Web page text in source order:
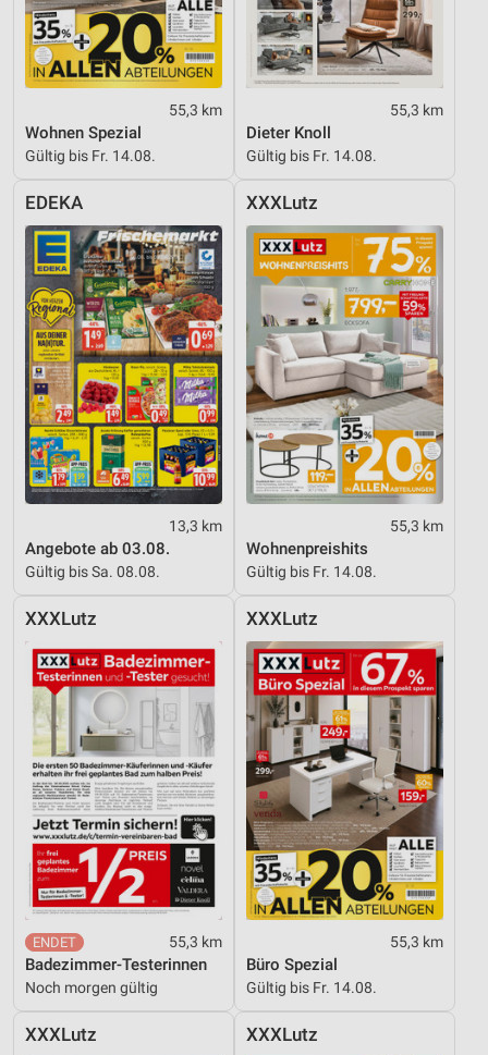
55,3 km
Wohnen Spezial
Gültig bis Fr. 14.08.
55,3 km
Dieter Knoll
Gültig bis Fr. 14.08.
EDEKA
13,3 km
Angebote ab 03.08.
Gültig bis Sa. 08.08.
XXXLutz
55,3 km
Wohnenpreishits
Gültig bis Fr. 14.08.
XXXLutz
55,3 km
Badezimmer-Testerinnen
Noch morgen gültig
XXXLutz
55,3 km
Büro Spezial
Gültig bis Fr. 14.08.
XXXLutz XXXLutz